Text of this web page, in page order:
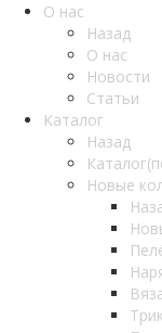
О нас
Назад
О нас
Новости
Статьи
Каталог
Назад
Каталог
Новые